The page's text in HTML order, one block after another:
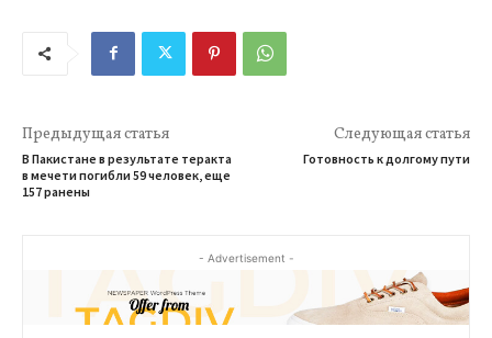
Предыдущая статья
В Пакистане в результате теракта
в мечети погибли 59 человек, еще
157 ранены
Следующая статья
Готовность к долгому пути
- Advertisement -